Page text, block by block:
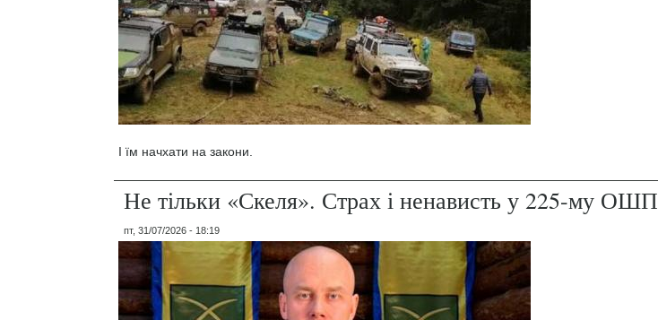
І їм начхати на закони.
Не тільки «Скеля». Страх і ненависть у 225-му ОШП
пт, 31/07/2026 - 18:19